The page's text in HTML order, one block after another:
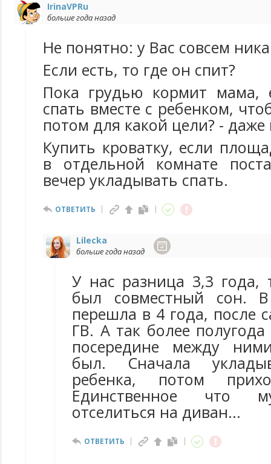
IrinaVPRu
больше года назад
Не понятно: у Вас совсем
Если есть, то где он спит?
Пока грудью кормит мама,
спать вместе с ребенком,
потом для какой цели? -
Купить кроватку, если
в отдельной комнате
вечер укладывать спать.
ОТВЕТИТЬ
Lilecka
больше года назад
У нас разница 3,3 года,
был совместный сон.
перешла в 4 года, после
ГВ. А так более
посередине между
был. Сначала
ребенка, потом
Единственное что
отселиться на диван...
ОТВЕТИТЬ